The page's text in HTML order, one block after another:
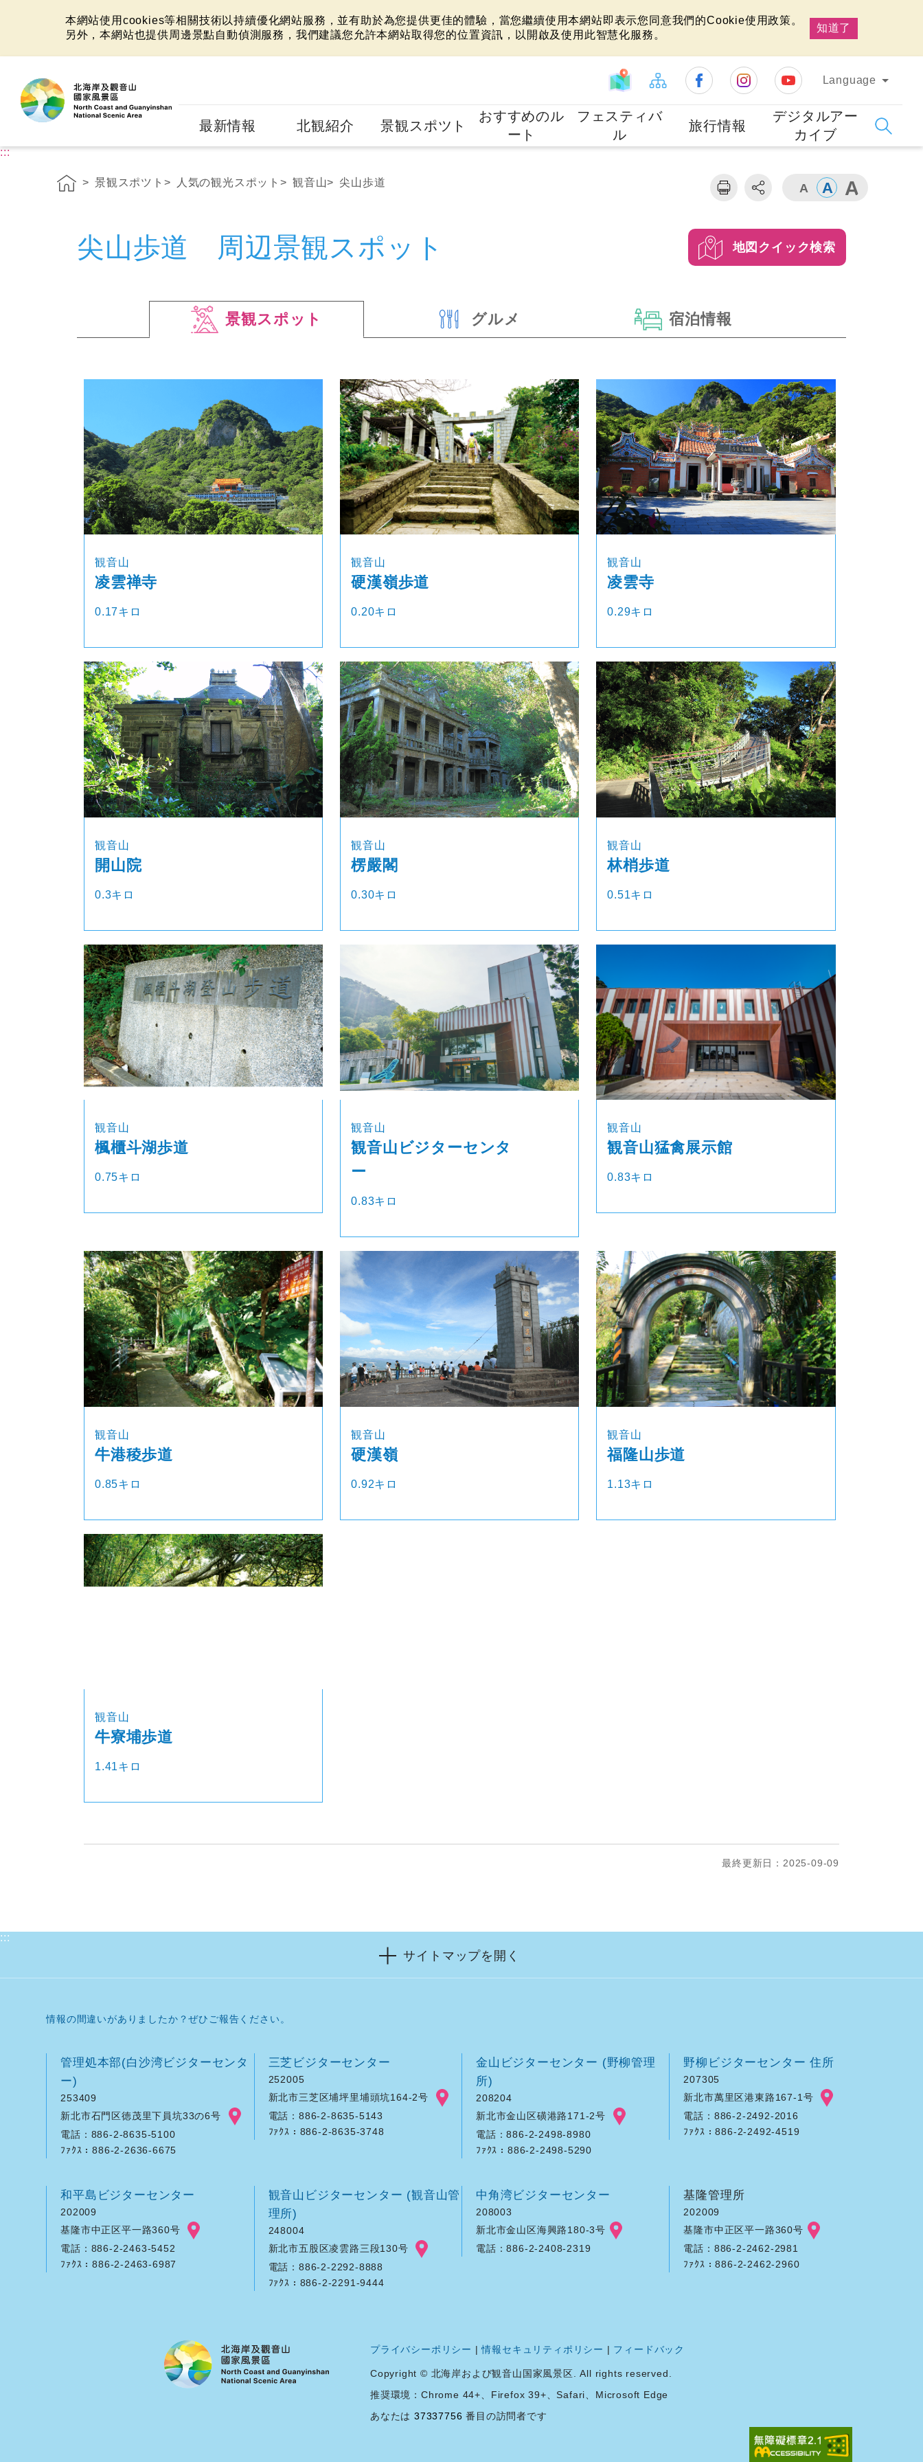
本網站使用cookies等相關技術以持續優化網站服務，並有助於為您提供更佳的體驗，當您繼續使用本網站即表示您同意我們的Cookie使用政策。
另外，本網站也提供周邊景點自動偵測服務，我們建議您允許本網站取得您的位置資訊，以開啟及使用此智慧化服務。
知道了
Language
最新情報 北観紹介 景観スポツト
おすすめのル
ート
フェスティバ
ル
旅行情報
デジタルアー
カイブ
:::
景観スポツト 人気の観光スポット 観音山 尖山歩道
尖山歩道 周辺景観スポット 地図クイック検索
景観スポット グルメ 宿泊情報
観音山
凌雲禅寺
0.17キロ
観音山
硬漢嶺歩道
0.20キロ
観音山
凌雲寺
0.29キロ
観音山
開山院
0.3キロ
観音山
楞嚴閣
0.30キロ
観音山
林梢歩道
0.51キロ
観音山
楓櫃斗湖歩道
0.75キロ
観音山
観音山ビジターセンタ
ー
0.83キロ
観音山
観音山猛禽展示館
0.83キロ
観音山
牛港稜歩道
0.85キロ
観音山
硬漢嶺
0.92キロ
観音山
福隆山歩道
1.13キロ
観音山
牛寮埔歩道
1.41キロ
最終更新日：2025-09-09
:::
サイトマップを開く
情報の間違いがありましたか？ぜひご報告ください。
管理処本部(白沙湾ビジターセンタ
ー)
253409
新北市石門区徳茂里下員坑33の6号
電話：886-2-8635-5100
ﾌｧｸｽ：886-2-2636-6675
三芝ビジターセンター
252005
新北市三芝区埔坪里埔頭坑164-2号
電話：886-2-8635-5143
ﾌｧｸｽ：886-2-8635-3748
金山ビジターセンター (野柳管理
所)
208204
新北市金山区磺港路171-2号
電話：886-2-2498-8980
ﾌｧｸｽ：886-2-2498-5290
野柳ビジターセンター 住所
207305
新北市萬里区港東路167-1号
電話：886-2-2492-2016
ﾌｧｸｽ：886-2-2492-4519
和平島ビジターセンター
202009
基隆市中正区平一路360号
電話：886-2-2463-5452
ﾌｧｸｽ：886-2-2463-6987
観音山ビジターセンター (観音山管
理所)
248004
新北市五股区凌雲路三段130号
電話：886-2-2292-8888
ﾌｧｸｽ：886-2-2291-9444
中角湾ビジターセンター
208003
新北市金山区海興路180-3号
電話：886-2-2408-2319
基隆管理所
202009
基隆市中正区平一路360号
電話：886-2-2462-2981
ﾌｧｸｽ：886-2-2462-2960
プライバシーポリシー |情報セキュリティポリシー | フィードバック
Copyright © 北海岸および観音山国家風景区. All rights reserved.
推奨環境：Chrome 44+、Firefox 39+、Safari、Microsoft Edge
あなたは 37337756 番目の訪問者です